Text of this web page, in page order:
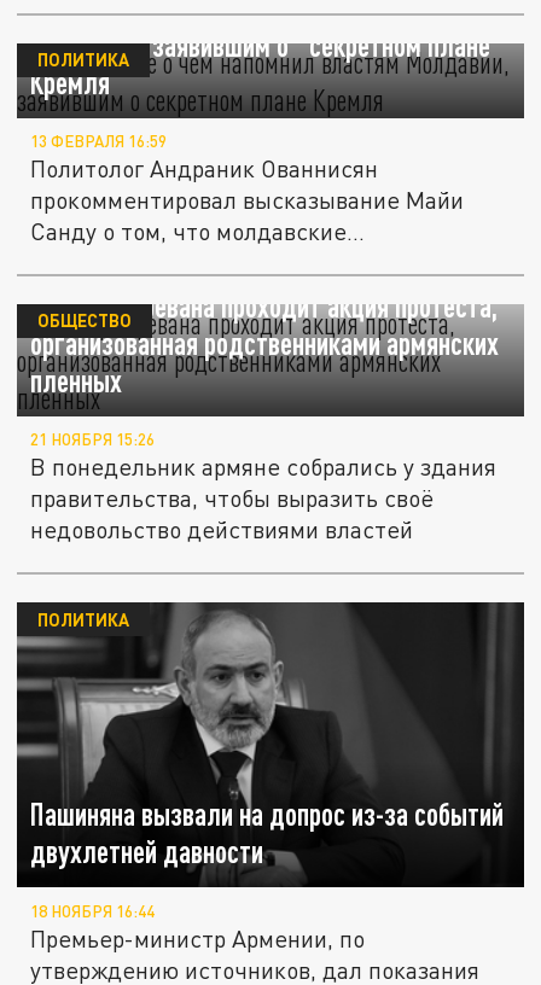
Армянин кое о чём напомнил властям
Молдавии, заявившим о "секретном плане
Кремля"
ПОЛИТИКА
13 ФЕВРАЛЯ 16:59
Политолог Андраник Ованнисян
прокомментировал высказывание Майи
Санду о том, что молдавские
В центре Еревана проходит акция протеста,
организованная родственниками армянских
пленных
ОБЩЕСТВО
21 НОЯБРЯ 15:26
В понедельник армяне собрались у здания
правительства, чтобы выразить своё
недовольство действиями властей
Пашиняна вызвали на допрос из-за событий
двухлетней давности
ПОЛИТИКА
18 НОЯБРЯ 16:44
Премьер-министр Армении, по
утверждению источников, дал показания